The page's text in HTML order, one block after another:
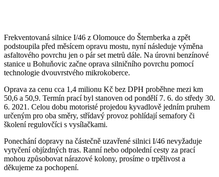
Frekventovaná silnice I/46 z Olomouce do Šternberka a zpět
podstoupila před měsícem opravu mostu, nyní následuje výměna
asfaltového povrchu jen o pár set metrů dále. Na úrovni benzínové
stanice u Bohuňovic začne oprava silničního povrchu pomocí
technologie dvouvrstvého mikrokoberce.
Oprava za cenu cca 1,4 milionu Kč bez DPH proběhne mezi km
50,6 a 50,9. Termín prací byl stanoven od pondělí 7. 6. do středy 30.
6. 2021. Celou dobu motoristé projedou kyvadlově jedním pruhem
určeným pro oba směry, střídavý provoz pohlídají semafory či
školení regulovčíci s vysílačkami.
Ponechání dopravy na částečně uzavřené silnici I/46 nevyžaduje
vytyčení objízdných tras. Ranní nebo odpolední cesty za prací
mohou způsobovat nárazové kolony, prosíme o trpělivost a
děkujeme za pochopení.